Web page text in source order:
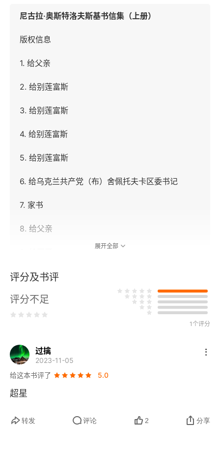
尼古拉·奥斯特洛夫斯基书信集（上册）
版权信息
1. 给父亲
2. 给别莲富斯
3. 给别莲富斯
4. 给别莲富斯
5. 给别莲富斯
6. 给乌克兰共产党（布）舍佩托夫卡区委书记
7. 家书
8. 给父亲
10. 给二姐
11. 家书
13. 给罗德金娜
14. 给罗德金娜
15. 给达维多娃
16. 给罗德金娜
展开全部
评分及书评
评分不足
1个评分
过擒
2023-11-05
给这本书评了
5.0
超星
转发 评论 2 分享